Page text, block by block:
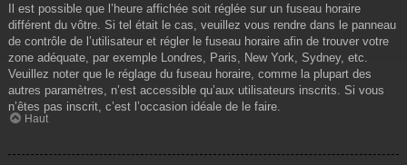
Il est possible que l’heure affichée soit réglée sur un fuseau horaire
différent du vôtre. Si tel était le cas, veuillez vous rendre dans le panneau
de contrôle de l’utilisateur et régler le fuseau horaire afin de trouver votre
zone adéquate, par exemple Londres, Paris, New York, Sydney, etc.
Veuillez noter que le réglage du fuseau horaire, comme la plupart des
autres paramètres, n’est accessible qu’aux utilisateurs inscrits. Si vous
n’êtes pas inscrit, c’est l’occasion idéale de le faire.
Haut